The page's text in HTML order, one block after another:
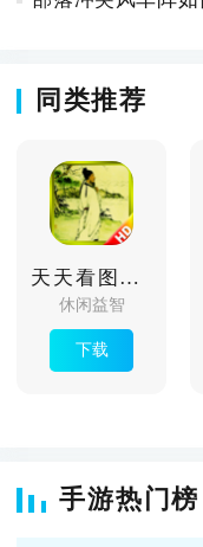
同类推荐
天天看图猜成语
休闲益智
下载
手游热门榜